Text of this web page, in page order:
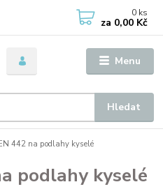
Menu
Hledat
0 ks
za 0,00 Kč
442 na podlahy kyselé
podlahy kyselé